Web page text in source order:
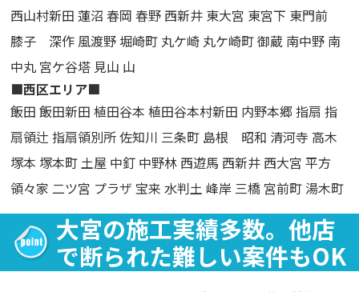
西山村新田 蓮沼 春岡 春野 西新井 東大宮 東宮下 東門前
膝子 深作 風渡野 堀崎町 丸ケ崎 丸ケ崎町 御蔵 南中野 南
中丸 宮ケ谷塔 見山 山
■西区エリア■
飯田 飯田新田 植田谷本 植田谷本村新田 内野本郷 指扇 指
扇領辻 指扇領別所 佐知川 三条町 島根 昭和 清河寺 高木
塚本 塚本町 土屋 中釘 中野林 西遊馬 西新井 西大宮 平方
領々家 二ツ宮 プラザ 宝来 水判土 峰岸 三橋 宮前町 湯木町
大宮の施工実績多数。他店
で断られた難しい案件もOK